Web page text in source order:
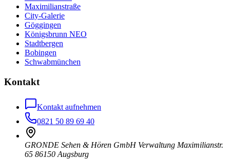
Maximilianstraße
City-Galerie
Göggingen
Königsbrunn NEO
Stadtbergen
Bobingen
Schwabmünchen
Kontakt
Kontakt aufnehmen
0821 50 89 69 40
GRONDE Sehen & Hören GmbH Verwaltung Maximilianstr.
65 86150 Augsburg